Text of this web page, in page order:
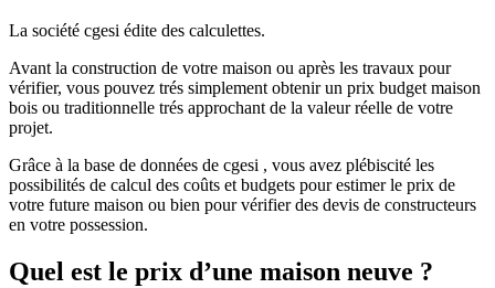
La société cgesi édite des calculettes.
Avant la construction de votre maison ou après les travaux pour
vérifier, vous pouvez trés simplement obtenir un prix budget maison
bois ou traditionnelle trés approchant de la valeur réelle de votre
projet.
Grâce à la base de données de cgesi , vous avez plébiscité les
possibilités de calcul des coûts et budgets pour estimer le prix de
votre future maison ou bien pour vérifier des devis de constructeurs
en votre possession.
Quel est le prix d’une maison neuve ?